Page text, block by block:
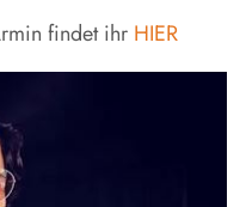
findet ihr HIER